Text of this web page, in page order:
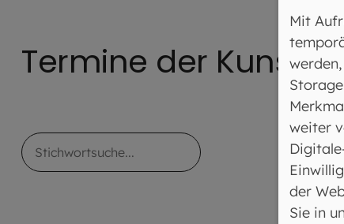
Termine der
Stichwortsuche
Mit
weiter
der
Sie in